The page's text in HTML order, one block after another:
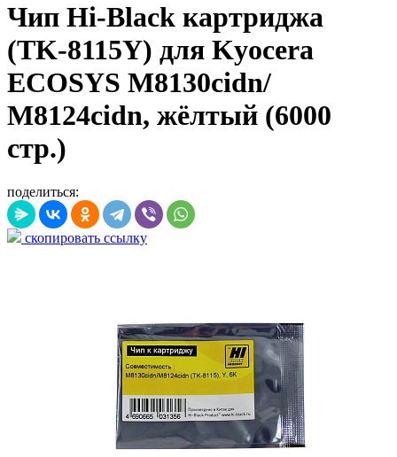
Чип Hi-Black картриджа
(TK-8115Y) для Kyocera
ECOSYS M8130cidn/
M8124cidn, жёлтый (6000
стр.)
поделиться:
скопировать ссылку